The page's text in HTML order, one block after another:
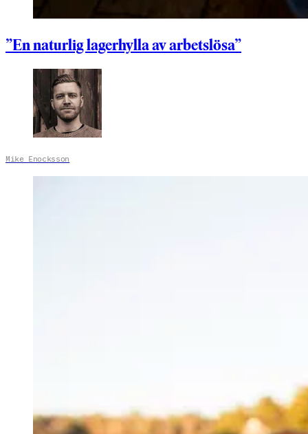
”En naturlig lagerhylla av arbetslösa”
Mike Enocksson